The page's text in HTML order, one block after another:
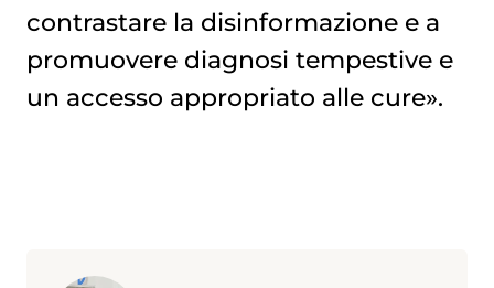
contrastare la disinformazione e a
promuovere diagnosi tempestive e
un accesso appropriato alle cure».